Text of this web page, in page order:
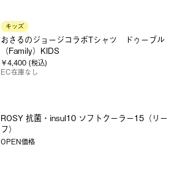
キッズ
おさるのジョージコラボTシャツ ドゥーブル
（Family）KIDS
￥4,400 (税込)
EC在庫なし
ROSY 抗菌・insul10 ソフトクーラー15（リー
フ）
OPEN価格